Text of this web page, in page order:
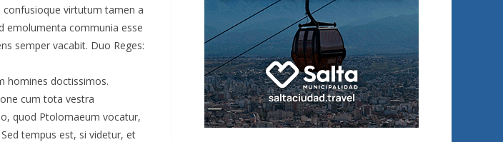
virtutum tamen a
emolumenta communia esse
semper vacabit. Duo Reges:
homines doctissimos.
cum tota vestra
quod Ptolomaeum vocatur,
tempus est, si videtur, et